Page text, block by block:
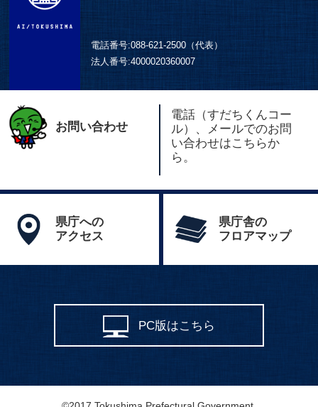
電話番号:088-621-2500（代表）
法人番号:4000020360007
お問い合わせ
電話（すだちくんコー
ル）、メールでのお問
い合わせはこちらか
ら。
県庁への
アクセス
県庁舎の
フロアマップ
PC版はこちら